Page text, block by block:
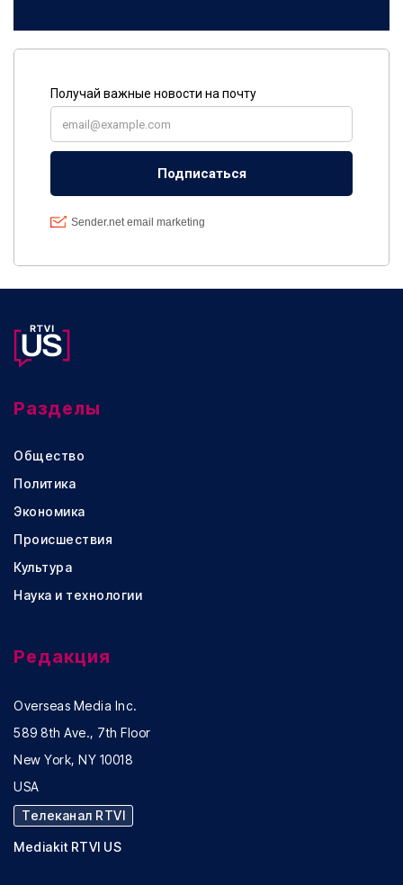
Разделы
Общество
Политика
Экономика
Происшествия
Культура
Наука и технологии
Редакция
Overseas Media Inc.
589 8th Ave., 7th Floor
New York, NY 10018
USA
Телеканал RTVI
Mediakit RTVI US